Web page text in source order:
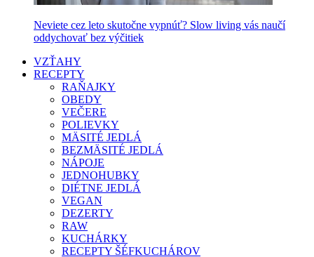
Neviete cez leto skutočne vypnúť? Slow living vás naučí
oddychovať bez výčitiek
VZŤAHY
RECEPTY
RAŇAJKY
OBEDY
VEČERE
POLIEVKY
MÄSITÉ JEDLÁ
BEZMÄSITÉ JEDLÁ
NÁPOJE
JEDNOHUBKY
DIÉTNE JEDLÁ
VEGAN
DEZERTY
RAW
KUCHÁRKY
RECEPTY ŠÉFKUCHÁROV